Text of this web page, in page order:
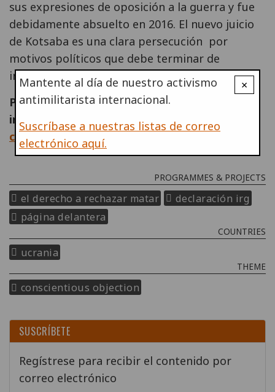
sus expresiones de oposición a la guerra y fue
debidamente absuelto en 2016. El nuevo juicio
de Kotsaba es una clara persecución por
motivos políticos que debe terminar de
inmediato.
Para conocer los antecedentes y más
información sobre el caso de Ruslan,
consulten aquí.
PROGRAMMES & PROJECTS
el derecho a rechazar matar
declaración irg
página delantera
COUNTRIES
ucrania
THEME
conscientious objection
×
Mantente al día de nuestro activismo
antimilitarista internacional.
Suscríbase a nuestras listas de correo
electrónico aquí.
SUSCRÍBETE
Regístrese para recibir el contenido por
correo electrónico